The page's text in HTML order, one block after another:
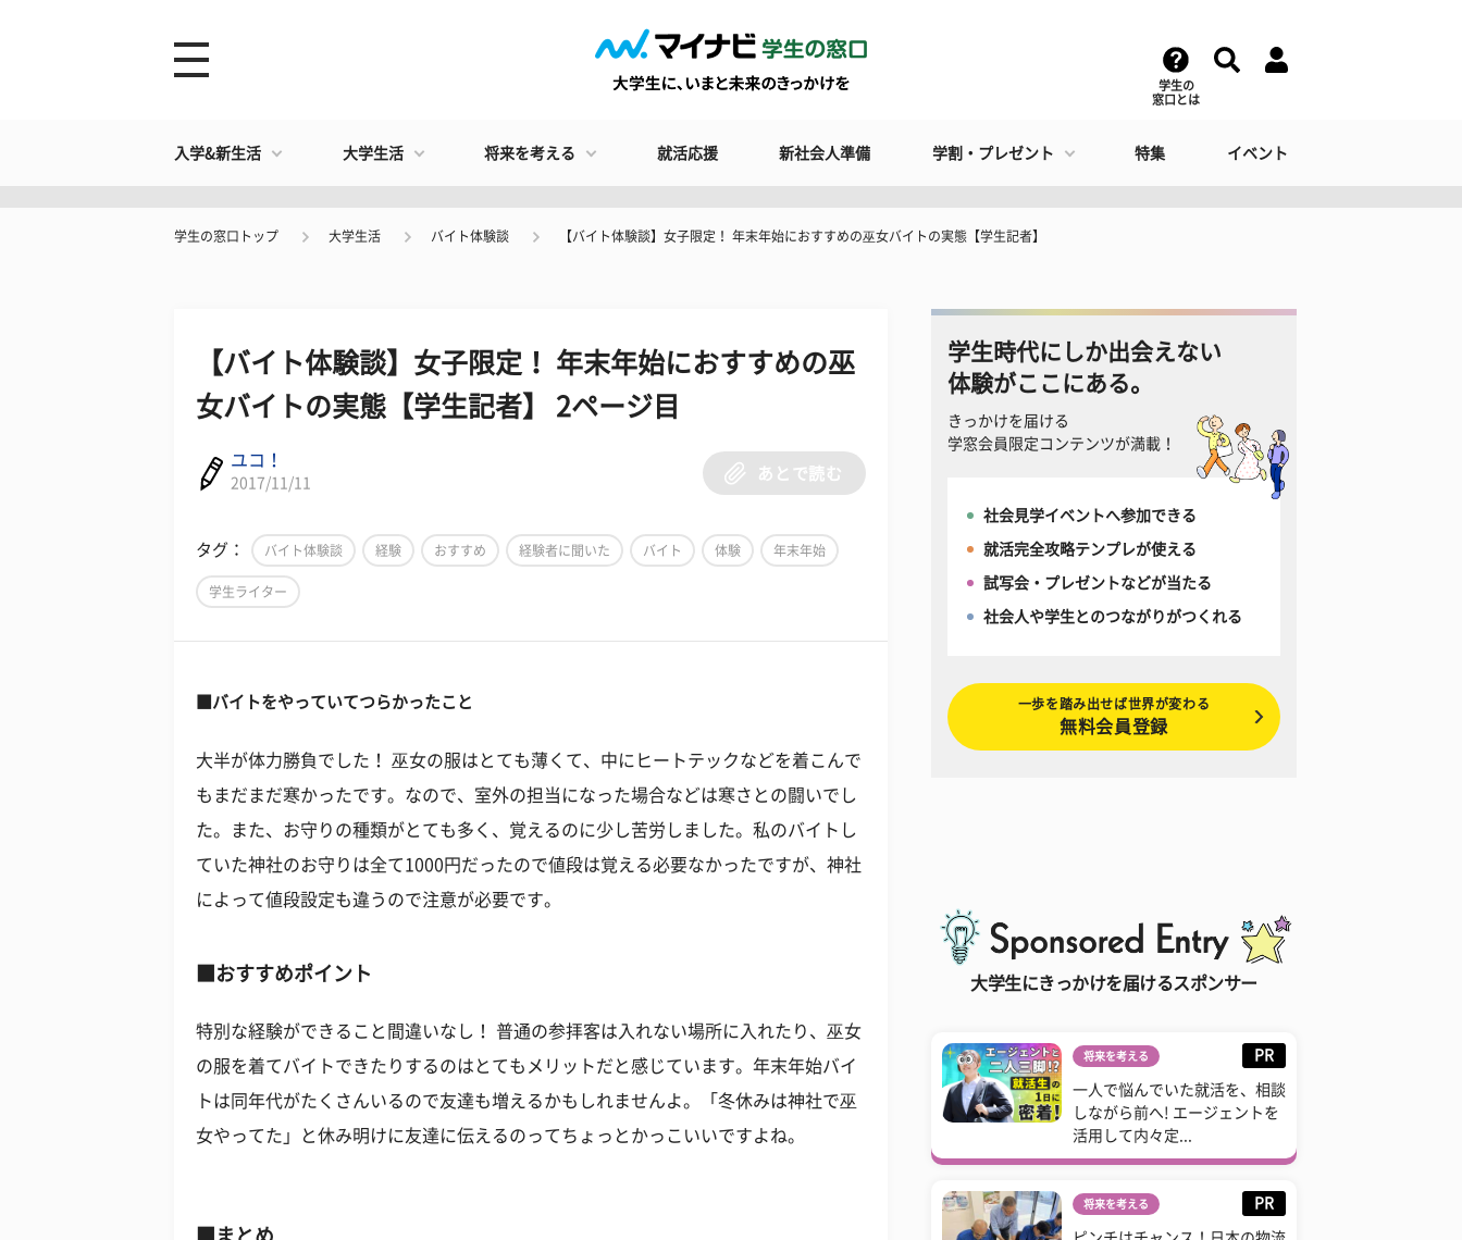
学生の
窓口とは
入学&新生活 大学生活 将来を考える 就活応援 新社会人準備 学割・プレゼント 特集 イベント
学生の窓口トップ 大学生活 バイト体験談 【バイト体験談】女子限定！ 年末年始におすすめの巫女バイトの実態【学生記者】
【バイト体験談】女子限定！ 年末年始におすすめの巫
女バイトの実態【学生記者】 2ページ目
ユコ！
2017/11/11
あとで読む
タグ： バイト体験談 経験 おすすめ 経験者に聞いた バイト 体験 年末年始
学生ライター
■バイトをやっていてつらかったこと
大半が体力勝負でした！ 巫女の服はとても薄くて、中にヒートテックなどを着こんで
もまだまだ寒かったです。なので、室外の担当になった場合などは寒さとの闘いでし
た。また、お守りの種類がとても多く、覚えるのに少し苦労しました。私のバイトし
ていた神社のお守りは全て1000円だったので値段は覚える必要なかったですが、神社
によって値段設定も違うので注意が必要です。
■おすすめポイント
特別な経験ができること間違いなし！ 普通の参拝客は入れない場所に入れたり、巫女
の服を着てバイトできたりするのはとてもメリットだと感じています。年末年始バイ
トは同年代がたくさんいるので友達も増えるかもしれませんよ。「冬休みは神社で巫
女やってた」と休み明けに友達に伝えるのってちょっとかっこいいですよね。
■まとめ
学生時代にしか出会えない
体験がここにある。
きっかけを届ける
学窓会員限定コンテンツが満載！
社会見学イベントへ参加できる
就活完全攻略テンプレが使える
試写会・プレゼントなどが当たる
社会人や学生とのつながりがつくれる
一歩を踏み出せば世界が変わる
無料会員登録
大学生にきっかけを届けるスポンサー
将来を考える PR
一人で悩んでいた就活を、相談
しながら前へ! エージェントを
活用して内々定...
将来を考える PR